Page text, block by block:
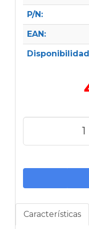
P/N:
EAN:
Características